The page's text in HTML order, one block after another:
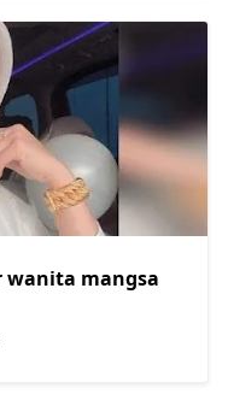
wanita mangsa